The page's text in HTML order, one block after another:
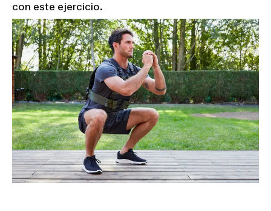
con este ejercicio.